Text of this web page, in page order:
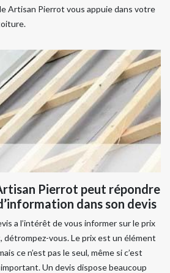
Artisan Pierrot vous appuie dans votre
Pierrot peut répondre
dans son devis
a l’intérêt de vous informer sur le prix
détrompez-vous. Le prix est un élément
ce n’est pas le seul, même si c’est
Un devis dispose beaucoup